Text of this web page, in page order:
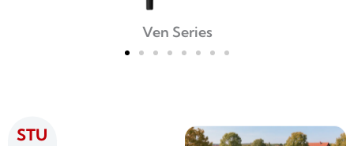
Ven Series
STU